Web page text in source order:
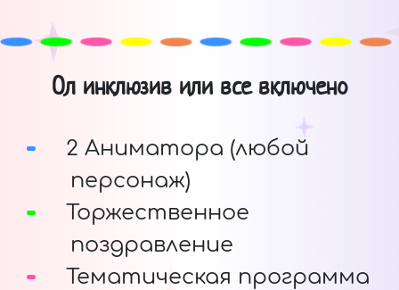
Ол инклюзив или все включено
2 Аниматора (любой
персонаж)
Торжественное
поздравление
Тематическая программа